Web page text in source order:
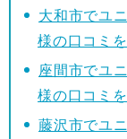
大和市でユ
様の口コミを
座間市でユ
様の口コミを
藤沢市でユ